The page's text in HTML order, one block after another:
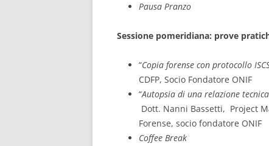
Pausa Pranzo
Sessione pomeridiana: prove
“Copia forense con protocollo
CDFP, Socio Fondatore ONIF
“Autopsia di una relazione
Dott. Nanni Bassetti, Project
Forense, socio fondatore ONIF
Coffee Break